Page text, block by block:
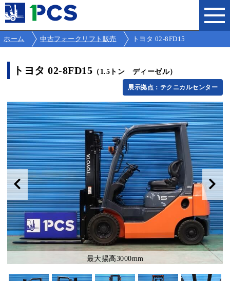
ホーム 中古フォークリフト販売 トヨタ 02-8FD15
トヨタ 02-8FD15 （1.5トン ディーゼル）
展示拠点：テクニカルセンター
最大揚高3000mm